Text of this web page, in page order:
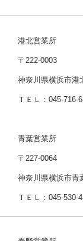
港北営業所
〒222-0003
神奈川県横浜市港
ＴＥＬ：045-
青葉営業所
〒227-0064
神奈川県横浜市青
ＴＥＬ：045-